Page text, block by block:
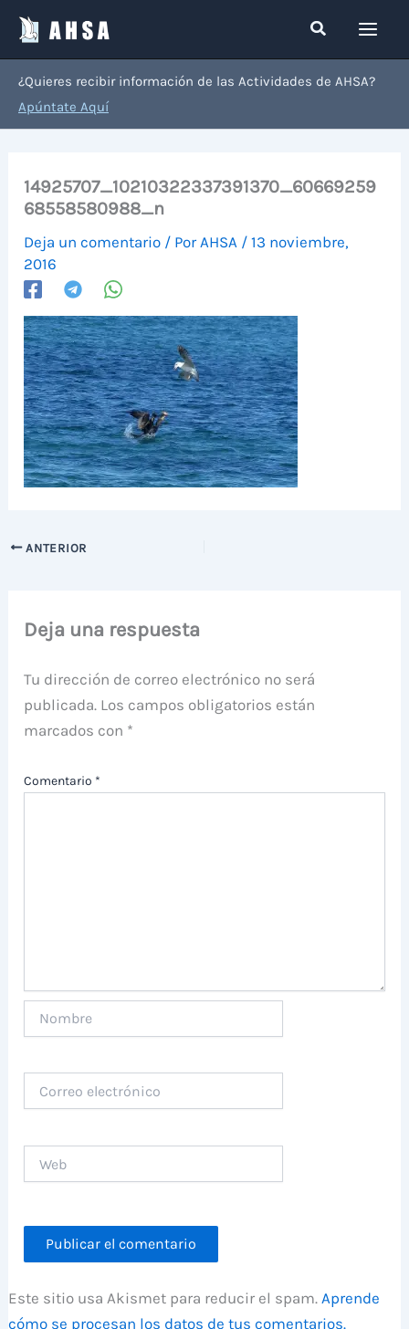
contenido
Buscar
¿Quieres recibir información de las Actividades de AHSA?
Apúntate Aquí
14925707_10210322337391370_60669259
68558580988_n
Deja un comentario / Por AHSA /13 noviembre,
2016
ANTERIOR
Deja una respuesta
Tu dirección de correo electrónico no será
publicada. Los campos obligatorios están
marcados con *
Comentario *
electrónico
Este sitio usa Akismet para reducir el spam.Aprende
cómo se procesan los datos de tus comentarios.